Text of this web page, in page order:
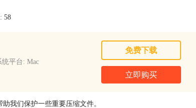
58
统平台: Mac
免费下载
立即购买
我们保护一些重要压缩文件。